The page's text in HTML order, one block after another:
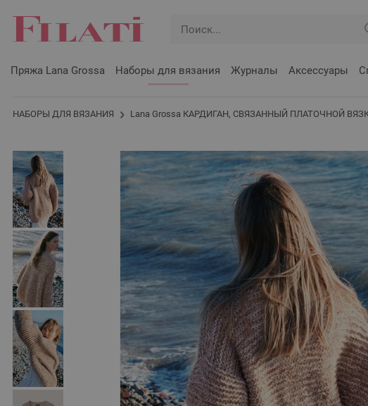
Пряжа Lana Grossa Наборы для вязания Журналы Аксессуары
НАБОРЫ ДЛЯ ВЯЗАНИЯ Lana Grossa КАРДИГАН, СВЯЗАННЫЙ ПЛАТОЧНОЙ